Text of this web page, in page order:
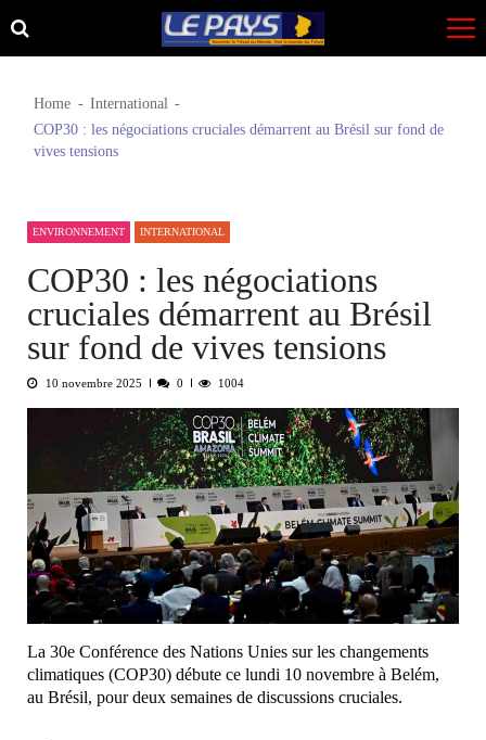
Skip
to
Skip
to
Home
International
COP30 : les négociations cruciales démarrent au Brésil sur fond de
vives tensions
ENVIRONNEMENT INTERNATIONAL
COP30 : les négociations
cruciales démarrent au Brésil
sur fond de vives tensions
10 novembre 2025 0 1004
La 30e Conférence des Nations Unies sur les changements
climatiques (COP30) débute ce lundi 10 novembre à Belém,
au Brésil, pour deux semaines de discussions cruciales.